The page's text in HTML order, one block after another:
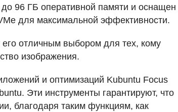
96 ГБ оперативной памяти и оснащен
e для максимальной эффективности.
отличным выбором для тех, кому
изображения.
и оптимизаций Kubuntu Focus
Эти инструменты гарантируют, что
благодаря таким функциям, как